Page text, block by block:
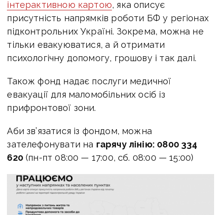
інтерактивною картою, яка описує
присутність напрямків роботи БФ у регіонах
підконтрольних Україні. Зокрема, можна не
тільки евакуюватися, а й отримати
психологічну допомогу, грошову і так далі.
Також фонд надає послуги медичної
евакуації для маломобільних осіб із
прифронтової зони.
Аби зв’язатися із фондом, можна
зателефонувати на гарячу лінію: 0800 334
620(пн-пт 08:00 — 17:00, сб. 08:00 — 15:00)